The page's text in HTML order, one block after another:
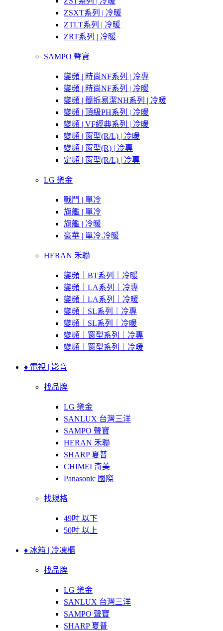
ZSXT系列 | 冷暖
ZTLT系列 | 冷暖
ZRT系列 | 冷暖
SAMPO 聲寶
變頻 | 時尚NF系列 | 冷專
變頻 | 時尚NF系列 | 冷暖
變頻 | 簡拆易潔NH系列 | 冷暖
變頻 | 頂級PH系列 | 冷暖
變頻 | VF經典系列 | 冷暖
變頻 | 窗型(R/L) | 冷暖
變頻 | 窗型(R) | 冷專
定頻 | 窗型(R/L) | 冷專
LG 樂金
戰鬥 | 單冷
旗艦 | 單冷
旗艦 | 冷暖
豪華 | 單冷.冷暖
HERAN 禾聯
變頻｜BT系列｜冷暖
變頻｜LA系列｜冷專
變頻｜LA系列｜冷暖
變頻｜SL系列｜冷專
變頻｜SL系列｜冷暖
變頻｜窗型系列｜冷專
變頻｜窗型系列｜冷暖
♦ 電視 | 影音
找品牌
LG 樂金
SANLUX 台灣三洋
SAMPO 聲寶
HERAN 禾聯
SHARP 夏普
CHIMEI 奇美
Panasonic 國際
找規格
49吋 以下
50吋 以上
♦ 冰箱 | 冷凍櫃
找品牌
LG 樂金
SANLUX 台灣三洋
SAMPO 聲寶
SHARP 夏普